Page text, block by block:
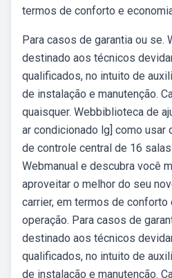
termos de conforto e
Para casos de garantia ou se.
destinado aos técnicos
qualificados, no intuito de
de instalação e manutenção.
quaisquer. Webbiblioteca de
ar condicionado lg] como usar
de controle central de 16
Webmanual e descubra você
aproveitar o melhor do seu
carrier, em termos de conforto
operação. Para casos de
destinado aos técnicos
qualificados, no intuito de
de instalação e manutenção.